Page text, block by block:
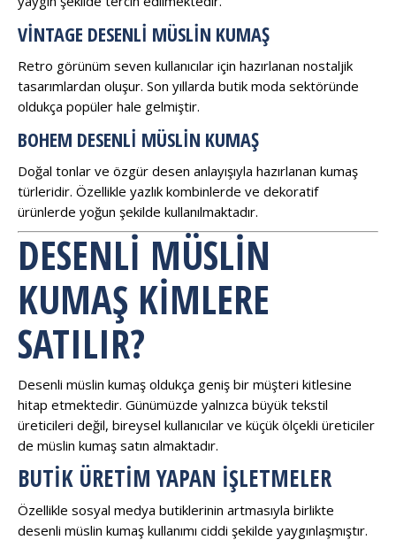
VINTAGE DESENLI MÜSLIN KUMAŞ
Retro görünüm seven kullanıcılar için hazırlanan nostaljik
tasarımlardan oluşur. Son yıllarda butik moda sektöründe
oldukça popüler hale gelmiştir.
BOHEM DESENLI MÜSLIN KUMAŞ
Doğal tonlar ve özgür desen anlayışıyla hazırlanan kumaş
türleridir. Özellikle yazlık kombinlerde ve dekoratif
ürünlerde yoğun şekilde kullanılmaktadır.
DESENLI MÜSLIN
KUMAŞ KIMLERE
SATILIR?
Desenli müslin kumaş oldukça geniş bir müşteri kitlesine
hitap etmektedir. Günümüzde yalnızca büyük tekstil
üreticileri değil, bireysel kullanıcılar ve küçük ölçekli üreticiler
de müslin kumaş satın almaktadır.
BUTIK ÜRETIM YAPAN İŞLETMELER
Özellikle sosyal medya butiklerinin artmasıyla birlikte
desenli müslin kumaş kullanımı ciddi şekilde yaygınlaşmıştır.